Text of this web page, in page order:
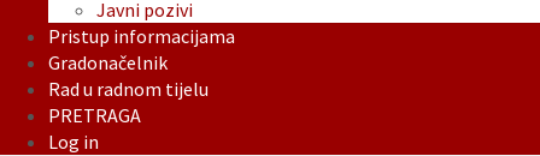
Javni pozivi
Pristup informacijama
Gradonačelnik
Rad u radnom tijelu
PRETRAGA
Log in